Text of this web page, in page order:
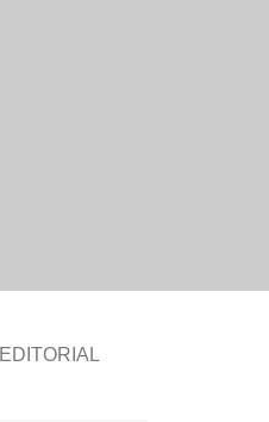
EDITORIAL